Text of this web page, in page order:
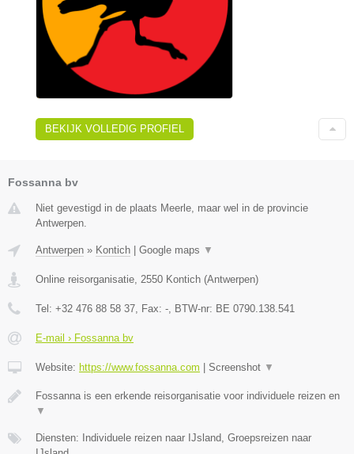
BEKIJK VOLLEDIG PROFIEL
Fossanna bv
Niet gevestigd in de plaats Meerle, maar wel in de provincie
Antwerpen.
Antwerpen » Kontich Google maps ▼
Online reisorganisatie 2550 Kontich (Antwerpen)
Tel: +32 476 88 58 37 , Fax: - , BTW-nr: BE 0790.138.541
E-mail › Fossanna bv
Website: https://www.fossanna.com Screenshot ▼
Fossanna is een erkende reisorganisatie voor individuele reizen en
▼
Diensten: Individuele reizen naar IJsland, Groepsreizen naar